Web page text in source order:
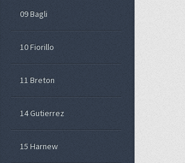
09 Bagli
10 Fiorillo
11 Breton
14 Gutierrez
15 Harnew